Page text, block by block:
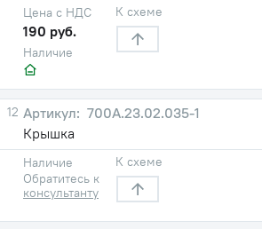
Наличие
Цена с НДС
190 руб.
К схеме
12
700А.23.02.035-1
Крышка
Наличие
Обратитесь к
консультанту
К схеме